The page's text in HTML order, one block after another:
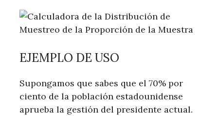
EJEMPLO DE USO
Supongamos que sabes que el 70% por
ciento de la población estadounidense
aprueba la gestión del presidente actual.